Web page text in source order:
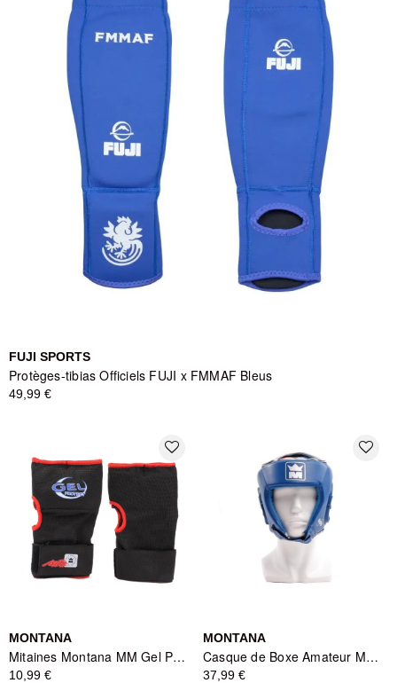
FUJI SPORTS
Protèges-tibias Officiels FUJI x FMMAF Bleus
49,99 €
favorite_border
MONTANA
Mitaines Montana MM Gel Protect - Protection Métacarpes - Noir
10,99 €
favorite_border
MONTANA
Casque de Boxe Amateur Montana AMATEUR Blue - Bleu
37,99 €